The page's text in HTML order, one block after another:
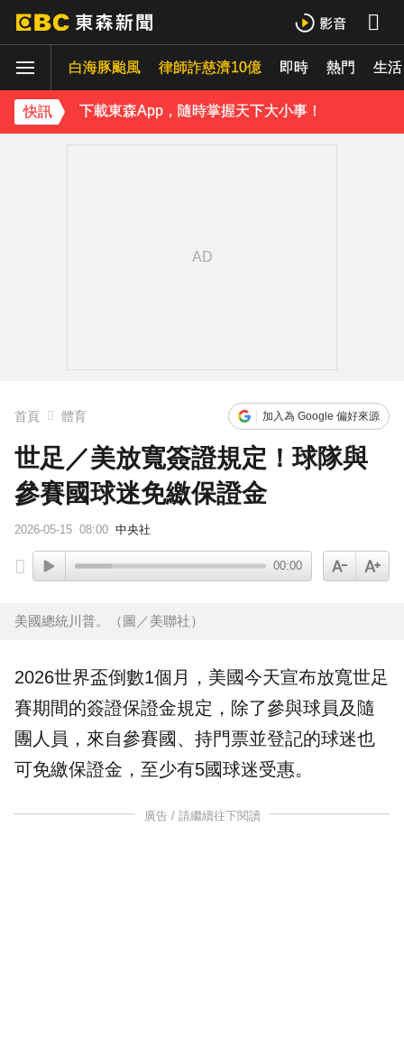
白海豚颱風 律師詐慈濟10億 即時 熱門 生活
快訊
八點檔女神美照遭放大腳趾！被酸「暗沉皺褶」本人無奈回應
下載東森App，隨時掌握天下大小事！
首頁 體育 加入為 Google 偏好來源
世足／美放寬簽證規定！球隊與
參賽國球迷免繳保證金
2026-05-15 08:00 中央社
00:00
美國總統川普。（圖／美聯社）
2026世界盃倒數1個月， 美國今天宣布放寬世足
賽期間的簽證保證金規定，除了參與球員及隨
團人員，來自參賽國、持門票並登記的球迷也
可免繳保證金，至少有5國球迷受惠。
廣告 / 請繼續往下閱讀